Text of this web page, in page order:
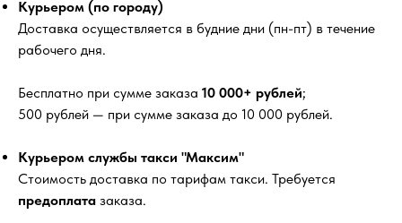
Курьером (по городу)
Доставка осуществляется в будние дни (пн-пт) в течение
рабочего дня.
Бесплатно при сумме заказа 10 000+ рублей;
500 рублей — при сумме заказа до 10 000 рублей.
Курьером службы такси "Максим"
Стоимость доставка по тарифам такси. Требуется
предоплата заказа.